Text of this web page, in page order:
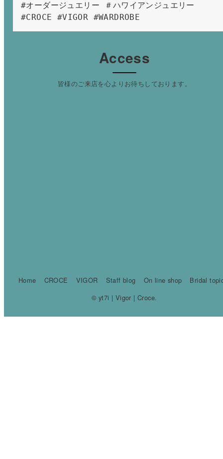
#オーダージュエリー ＃ハワイアンジュエリー
#CROCE #VIGOR #WARDROBE
Access
皆様のご来店を心よりお待ちしております。
Home CROCE VIGOR Staff blog On line shop
Bridal
© yt7i | Vigor | Croce.